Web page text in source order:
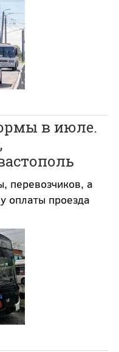
в июле.
перевозчиков, а
оплаты проезда